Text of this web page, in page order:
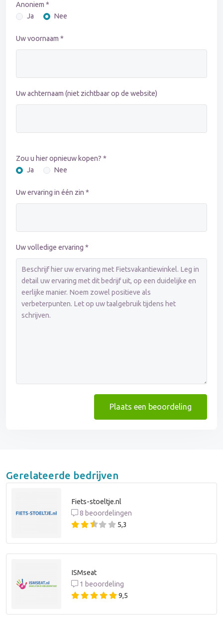
Anoniem *
Ja
Nee
Uw voornaam *
Uw achternaam (niet zichtbaar op de website)
Zou u hier opnieuw kopen? *
Ja
Nee
Uw ervaring in één zin *
Uw volledige ervaring *
Plaats een beoordeling
Gerelateerde bedrijven
Fiets-stoeltje.nl
8 beoordelingen
5,3
ISMseat
1 beoordeling
9,5